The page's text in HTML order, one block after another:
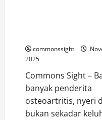
commonssight
2025
Commons Sight –
banyak penderita
osteoartritis, nyeri
bukan sekadar